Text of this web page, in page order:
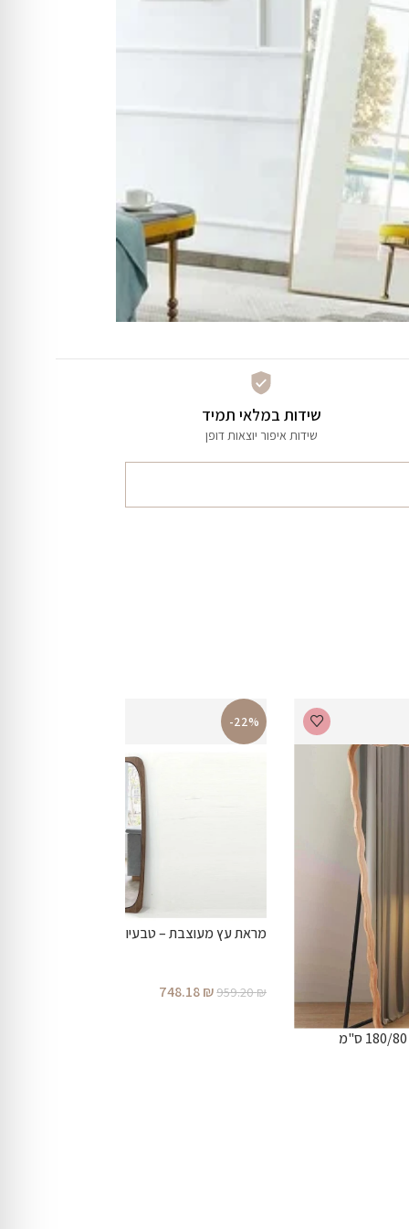
שידות במלאי תמיד
שידות איפור יוצאות דופן
-22%
מראת עץ מעוצבת – טבעיות ואלגנטיות בכל חלל
959.20₪
748.18₪